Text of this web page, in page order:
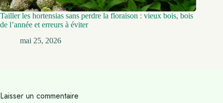
Tailler les hortensias sans perdre la floraison : vieux bois, bois
de l’année et erreurs à éviter
mai 25, 2026
Laisser un commentaire